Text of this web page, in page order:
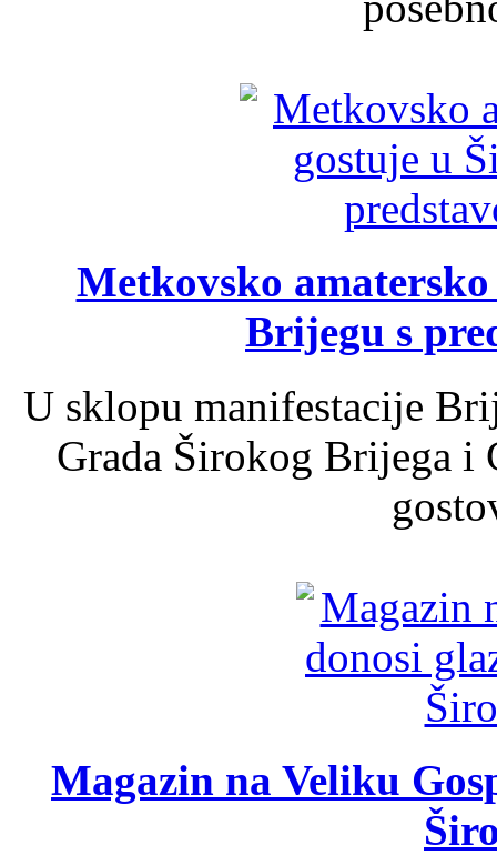
Metkovsko
Brijegu s
U sklopu manifestacije
Grada Širokog Brijega
Magazin na Veliku